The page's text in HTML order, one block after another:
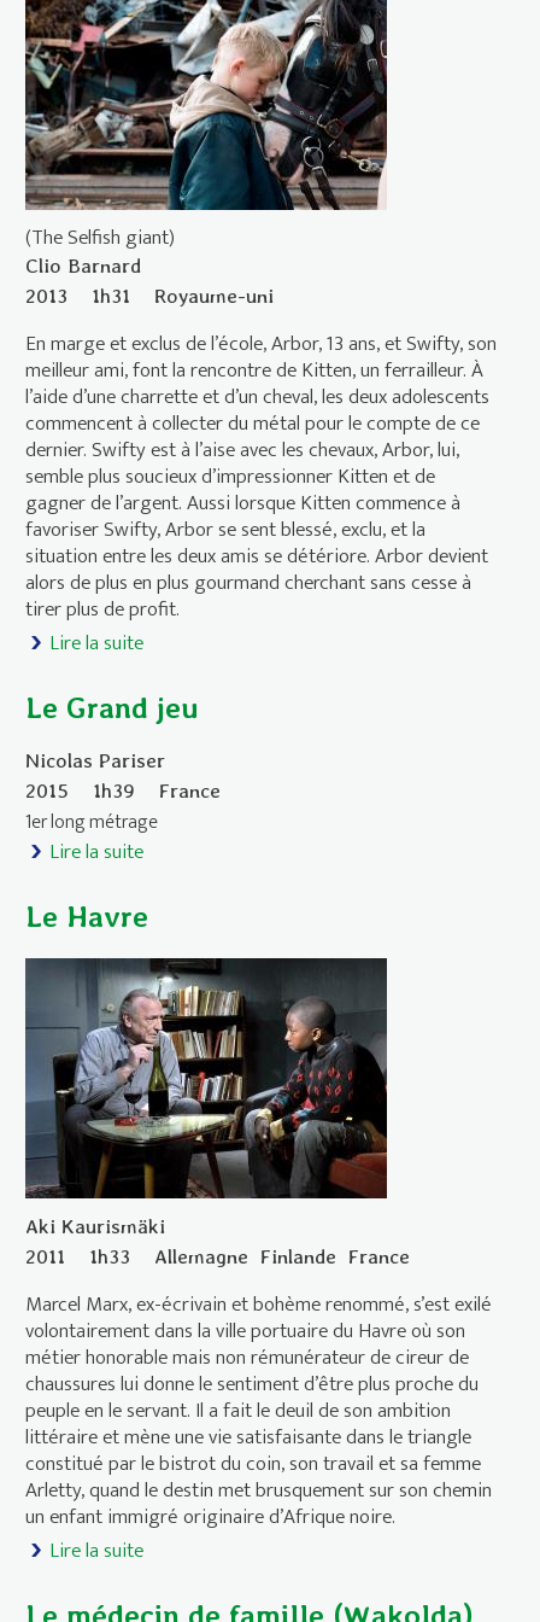
(The Selfish giant)
Clio Barnard
2013
1h31 Royaume-uni
En marge et exclus de l’école, Arbor, 13 ans, et Swifty, son
meilleur ami, font la rencontre de Kitten, un ferrailleur. À
l’aide d’une charrette et d’un cheval, les deux adolescents
commencent à collecter du métal pour le compte de ce
dernier. Swifty est à l’aise avec les chevaux, Arbor, lui,
semble plus soucieux d’impressionner Kitten et de
gagner de l’argent. Aussi lorsque Kitten commence à
favoriser Swifty, Arbor se sent blessé, exclu, et la
situation entre les deux amis se détériore. Arbor devient
alors de plus en plus gourmand cherchant sans cesse à
tirer plus de profit.
Lire la suite
Le Grand jeu
Nicolas Pariser
2015
1h39 France
1er long métrage
Lire la suite
Le Havre
Aki Kaurismäki
2011
1h33 Allemagne Finlande France
Marcel Marx, ex-écrivain et bohème renommé, s’est exilé
volontairement dans la ville portuaire du Havre où son
métier honorable mais non rémunérateur de cireur de
chaussures lui donne le sentiment d’être plus proche du
peuple en le servant. Il a fait le deuil de son ambition
littéraire et mène une vie satisfaisante dans le triangle
constitué par le bistrot du coin, son travail et sa femme
Arletty, quand le destin met brusquement sur son chemin
un enfant immigré originaire d’Afrique noire.
Lire la suite
Le médecin de famille (Wakolda)